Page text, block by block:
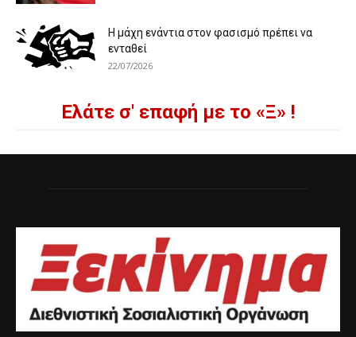
Η μάχη ενάντια στον φασισμό πρέπει να
ενταθεί
22/07/2026
Ελάτε σ' επαφή με το «Ξ» !